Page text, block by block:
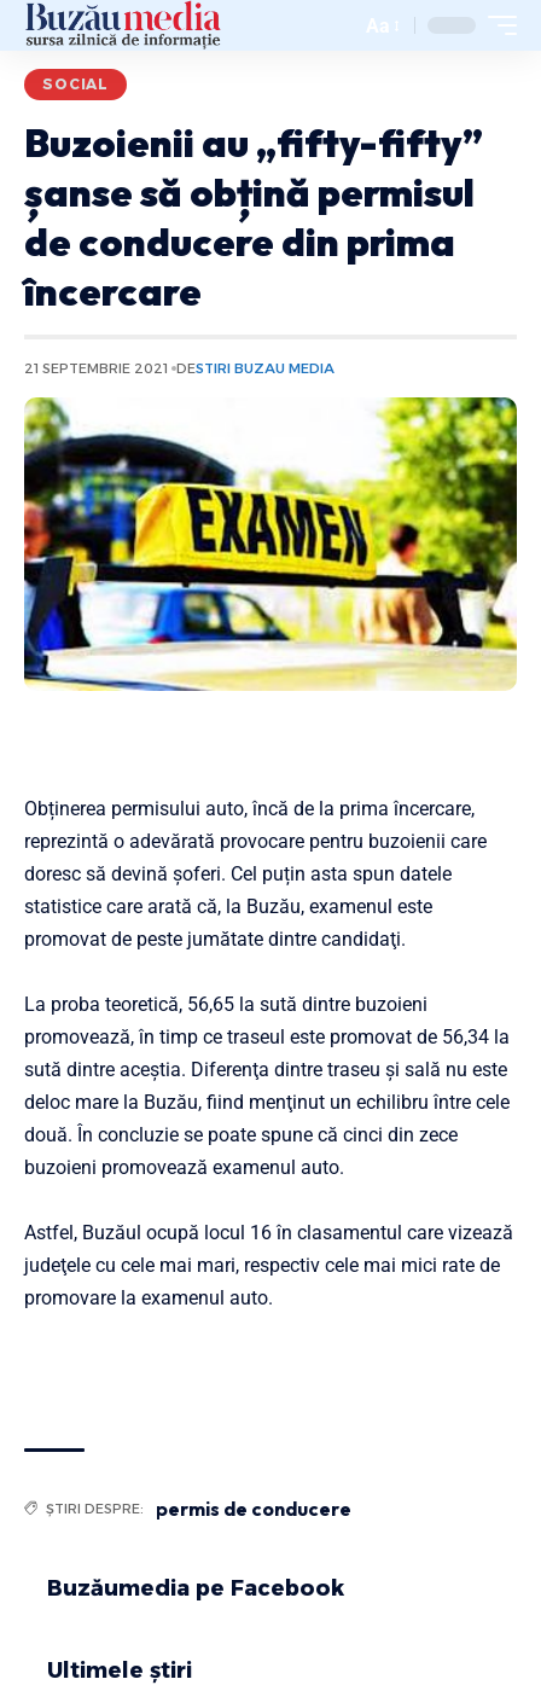
Aa
SOCIAL
Buzoienii au „fifty-fifty”
șanse să obțină permisul
de conducere din prima
încercare
21 SEPTEMBRIE 2021 DESTIRI BUZAU MEDIA
Obținerea permisului auto, încă de la prima încercare,
reprezintă o adevărată provocare pentru buzoienii care
doresc să devină șoferi. Cel puțin asta spun datele
statistice care arată că, la Buzău, examenul este
promovat de peste jumătate dintre candidaţi.
La proba teoretică, 56,65 la sută dintre buzoieni
promovează, în timp ce traseul este promovat de 56,34 la
sută dintre aceştia. Diferenţa dintre traseu şi sală nu este
deloc mare la Buzău, fiind menţinut un echilibru între cele
două. În concluzie se poate spune că cinci din zece
buzoieni promovează examenul auto.
Astfel, Buzăul ocupă locul 16 în clasamentul care vizează
judeţele cu cele mai mari, respectiv cele mai mici rate de
promovare la examenul auto.
ȘTIRI DESPRE: permis de conducere
Buzăumedia pe Facebook
Ultimele știri